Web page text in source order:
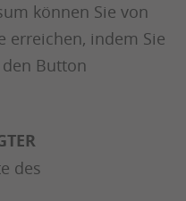
können Sie von
erreichen, indem Sie
Button
des